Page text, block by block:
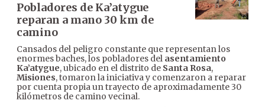
Pobladores de Ka’atygue
reparan a mano 30 km de
camino
Cansados del peligro constante que representan los
enormes baches, los pobladores del asentamiento
Ka’atygue, ubicado en el distrito de Santa Rosa,
Misiones, tomaron la iniciativa y comenzaron a reparar
por cuenta propia un trayecto de aproximadamente 30
kilómetros de camino vecinal.